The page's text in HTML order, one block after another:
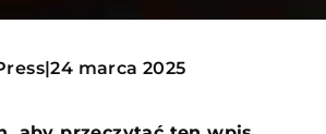
|24 marca 2025